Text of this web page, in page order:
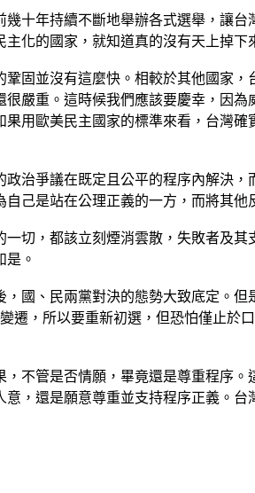
幾十年持續不斷地舉辦各式選舉，讓
化的國家，就知道真的沒有天上掉下
固並沒有這麼快。相較於其他國家
嚴重。這時候我們應該要慶幸，因
用歐美民主國家的標準來看，台灣
治爭議在既定且公平的程序內解決
己是站在公理正義的一方，而將其他
切，都該立刻煙消雲散，失敗者及
是。
國、民兩黨對決的態勢大致底定。
遷，所以要重新初選，但恐怕僅止
不管是否情願，畢竟還是尊重程序
，還是願意尊重並支持程序正義。